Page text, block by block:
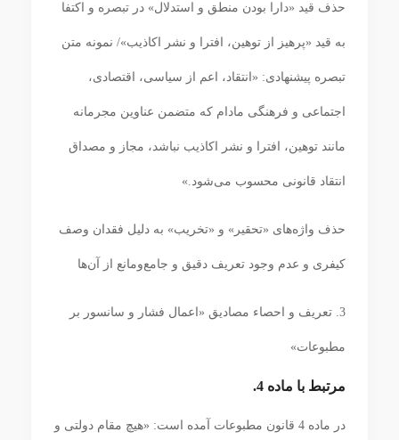
حذف قید «دارا بودن منطق و استدلال» در تبصره و اکتفا
به قید «پرهیز از توهین، افترا و نشر اکاذیب»/ نمونه متن
تبصره پیشنهادی: «انتقاد، اعم از سیاسی، اقتصادی،
اجتماعی و فرهنگی مادام که متضمن عناوین مجرمانه
مانند توهین، افترا و نشر اکاذیب نباشد، مجاز و مصداق
انتقاد قانونی محسوب می‌شود.»
حذف واژه‌های «تحقیر» و «تخریب» به دلیل فقدان وصف
کیفری و عدم وجود تعریف دقیق و جامع‌ومانع از آن‌ها
3. تعریف و احصاء مصادیق «اعمال فشار و سانسور بر
مطبوعات»
مرتبط با ماده 4.
در ماده 4 قانون مطبوعات آمده است: «هیچ مقام دولتی و